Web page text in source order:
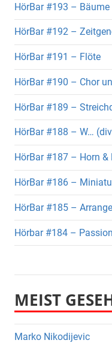
HörBar #193 –
HörBar #192 –
HörBar #191 – Flöte
HörBar #190 – Chor
HörBar #189 –
HörBar #188 – W…
HörBar #187 – Horn &
HörBar #186 –
HörBar #185 –
Hörbar #184 –
MEIST
Marko Nikodijevic